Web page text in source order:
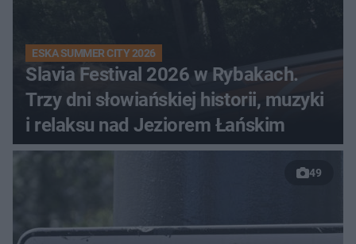
ESKA SUMMER CITY 2026
Slavia Festival 2026 w Rybakach.
Trzy dni słowiańskiej historii, muzyki
i relaksu nad Jeziorem Łańskim
49